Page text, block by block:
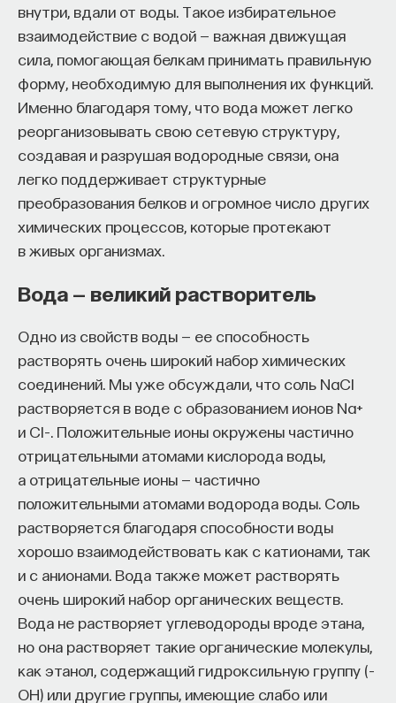
внутри, вдали от воды. Такое избирательное
взаимодействие с водой — важная движущая
сила, помогающая белкам принимать правильную
форму, необходимую для выполнения их функций.
Именно благодаря тому, что вода может легко
реорганизовывать свою сетевую структуру,
создавая и разрушая водородные связи, она
легко поддерживает структурные
преобразования белков и огромное число других
химических процессов, которые протекают
в живых организмах.
Вода — великий растворитель
Одно из свойств воды — ее способность
растворять очень широкий набор химических
соединений. Мы уже обсуждали, что соль NaCl
растворяется в воде с образованием ионов Na+
и Cl–. Положительные ионы окружены частично
отрицательными атомами кислорода воды,
а отрицательные ионы — частично
положительными атомами водорода воды. Соль
растворяется благодаря способности воды
хорошо взаимодействовать как с катионами, так
и с анионами. Вода также может растворять
очень широкий набор органических веществ.
Вода не растворяет углеводороды вроде этана,
но она растворяет такие органические молекулы,
как этанол, содержащий гидроксильную группу (–
OH) или другие группы, имеющие слабо или